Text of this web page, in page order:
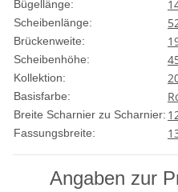
Bügellänge:
Scheibenlänge:
Brückenweite:
Scheibenhöhe:
Kollektion:
Basisfarbe:
Breite Scharnier zu Scharnier:
Fassungsbreite:
Angaben zur